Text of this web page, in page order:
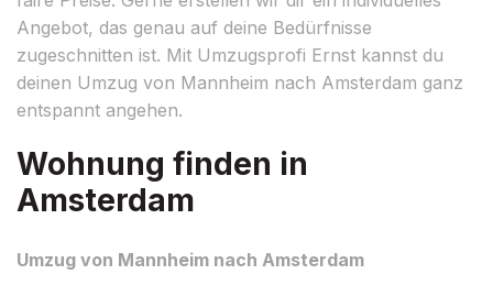
Angebot, das genau auf deine Bedürfnisse
zugeschnitten ist. Mit Umzugsprofi Ernst kannst du
deinen Umzug von Mannheim nach Amsterdam ganz
entspannt angehen.
Wohnung finden in
Amsterdam
Umzug von Mannheim nach Amsterdam